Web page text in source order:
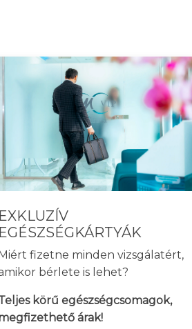
EXKLUZÍV
EGÉSZSÉGKÁRTYÁK
Miért fizetne minden vizsgálatért,
bérlete is lehet?
körű egészségcsomagok,
árak!